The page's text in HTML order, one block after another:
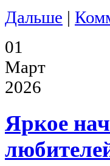
Дальше |
01
Март
2026
Яркое